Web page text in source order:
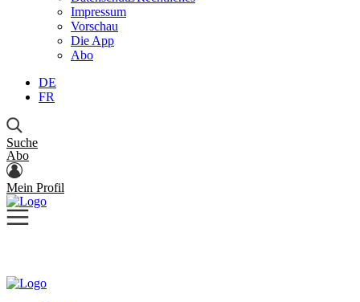
Impressum
Vorschau
Die App
Abo
DE
FR
Suche
Abo
Mein Profil